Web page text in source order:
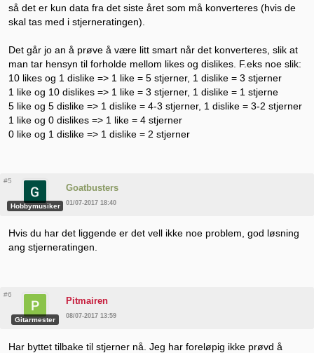
så det er kun data fra det siste året som må konverteres (hvis de
skal tas med i stjerneratingen).
Det går jo an å prøve å være litt smart når det konverteres, slik at
man tar hensyn til forholde mellom likes og dislikes. F.eks noe slik:
10 likes og 1 dislike => 1 like = 5 stjerner, 1 dislike = 3 stjerner
1 like og 10 dislikes => 1 like = 3 stjerner, 1 dislike = 1 stjerne
5 like og 5 dislike => 1 dislike = 4-3 stjerner, 1 dislike = 3-2 stjerner
1 like og 0 dislikes => 1 like = 4 stjerner
0 like og 1 dislike => 1 dislike = 2 stjerner
#5
Hobbymusiker
Goatbusters
01/07-2017 18:40
Hvis du har det liggende er det vell ikke noe problem, god løsning
ang stjerneratingen.
#6
Gitarmester
Pitmairen
08/07-2017 13:59
Har byttet tilbake til stjerner nå. Jeg har foreløpig ikke prøvd å